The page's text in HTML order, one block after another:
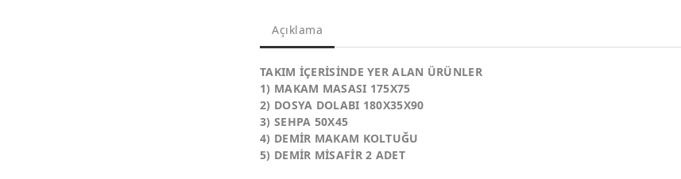
Açıklama
TAKIM İÇERİSİNDE YER ALAN ÜRÜNLER
1) MAKAM MASASI 175X75
2) DOSYA DOLABI 180X35X90
3) SEHPA 50X45
4) DEMİR MAKAM KOLTUĞU
5) DEMİR MİSAFİR 2 ADET